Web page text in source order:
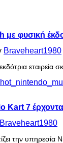
με φυσική
Braveheart1980
εταιρεία
Kart 7
Braveheart1980
την